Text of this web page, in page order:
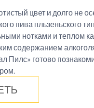
цвет и долго не
пива пльзеньского
нотками и теплом
содержанием
Пилс» готово